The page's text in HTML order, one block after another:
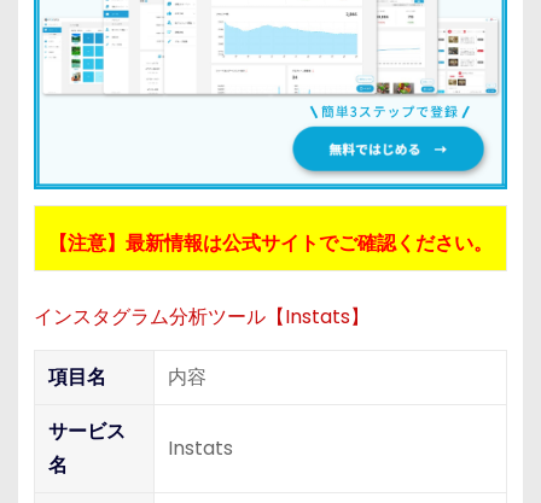
【注意】最新情報は公式サイトでご確認ください。
インスタグラム分析ツール【Instats】
項目名
内容
サービス
名
Instats